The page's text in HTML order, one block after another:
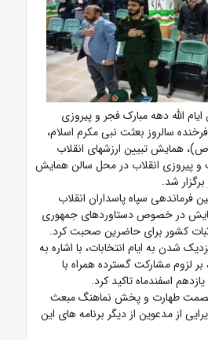
الله دهه مبارک فجر و پیروزی
سالروز بعثت نبی مکرم اسلام،
تبیین ارزشهای انقلاب
پیروزی انقلاب در محل سالن همایش
شد.
سپاه پاسداران انقلاب
در خصوص دستاوردهای جمهوری
ثبات کشور برای حاضرین صحبت کرد.
شدن به ایام انتخابات، با اشاره به
بر لزوم مشارکت گسترده همراه با
اسفندماه تاکید کرد.
طهارت و پخش نماهنگ مبعث
از مدعوین از دیگر برنامه های این